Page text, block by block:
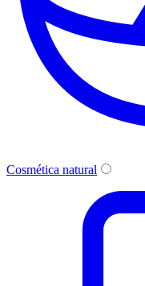
Cosmética natural